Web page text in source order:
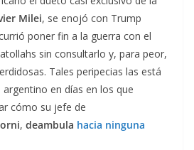
Milei, se enojó con Trump
poner fin a la guerra con el
sin consultarlo y, para peor,
Tales peripecias las está
en días en los que
cómo su jefe de
, deambula hacia ninguna